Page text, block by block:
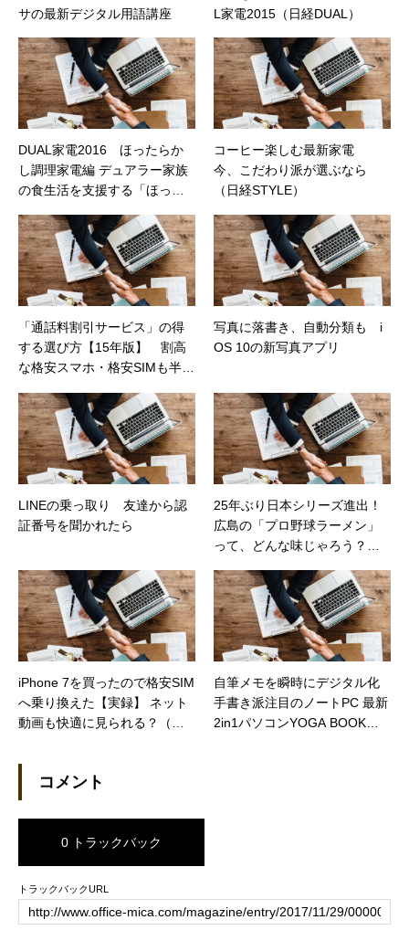
サの最新デジタル用語講座
L家電2015（日経DUAL）
DUAL家電2016 ほったらか
し調理家電編 デュアラー家族
の食生活を支援する「ほった
（日経DUAL）
コーヒー楽しむ最新家電
今、こだわり派が選ぶなら
（日経STYLE）
「通話料割引サービス」の得
する選び方【15年版】 割高
な格安スマホ・格安SIMも半額
ット）
写真に落書き、自動分類も i
OS 10の新写真アプリ
LINEの乗っ取り 友達から認
証番号を聞かれたら
25年ぶり日本シリーズ進出！
広島の「プロ野球ラーメン」
って、どんな味じゃろう？
iPhone 7を買ったので格安SIM
へ乗り換えた【実録】 ネット
動画も快適に見られる？（日
自筆メモを瞬時にデジタル化
手書き派注目のノートPC 最新
2in1パソコンYOGA BOOKを
コメント
0 トラックバック
トラックバックURL